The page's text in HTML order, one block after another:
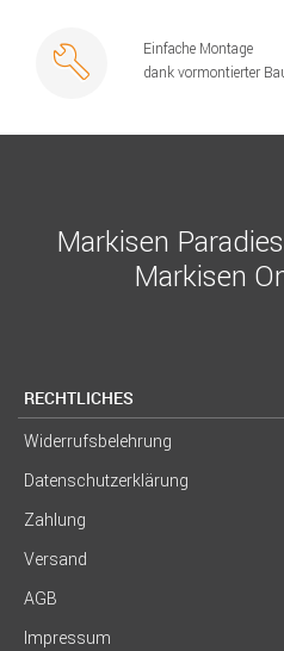
Einfache Montage
dank vormontierter
Markisen
Markisen
RECHTLICHES
Widerrufsbelehrung
Datenschutzerklärung
Zahlung
Versand
AGB
Impressum